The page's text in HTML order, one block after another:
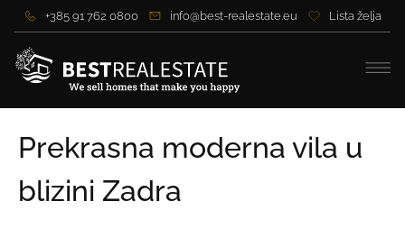
+385 91 762 0800 info@best-realestate.eu Lista želja
Prekrasna moderna vila u
blizini Zadra